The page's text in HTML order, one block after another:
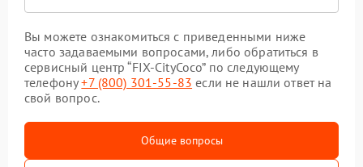
Вы можете ознакомиться с приведенными ниже
часто задаваемыми вопросами, либо обратиться в
сервисный центр “FIX-CityCoco” по следующему
телефону+7 (800) 301-55-83 если не нашли ответ на
свой вопрос.
Общие вопросы